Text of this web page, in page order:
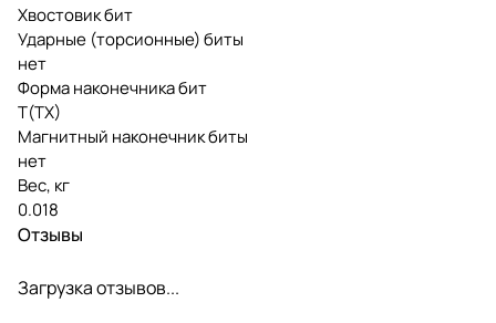
Хвостовик бит
Ударные (торсионные) биты
нет
Форма наконечника бит
T(TX)
Магнитный наконечник биты
нет
Вес, кг
0.018
Отзывы
Загрузка отзывов...